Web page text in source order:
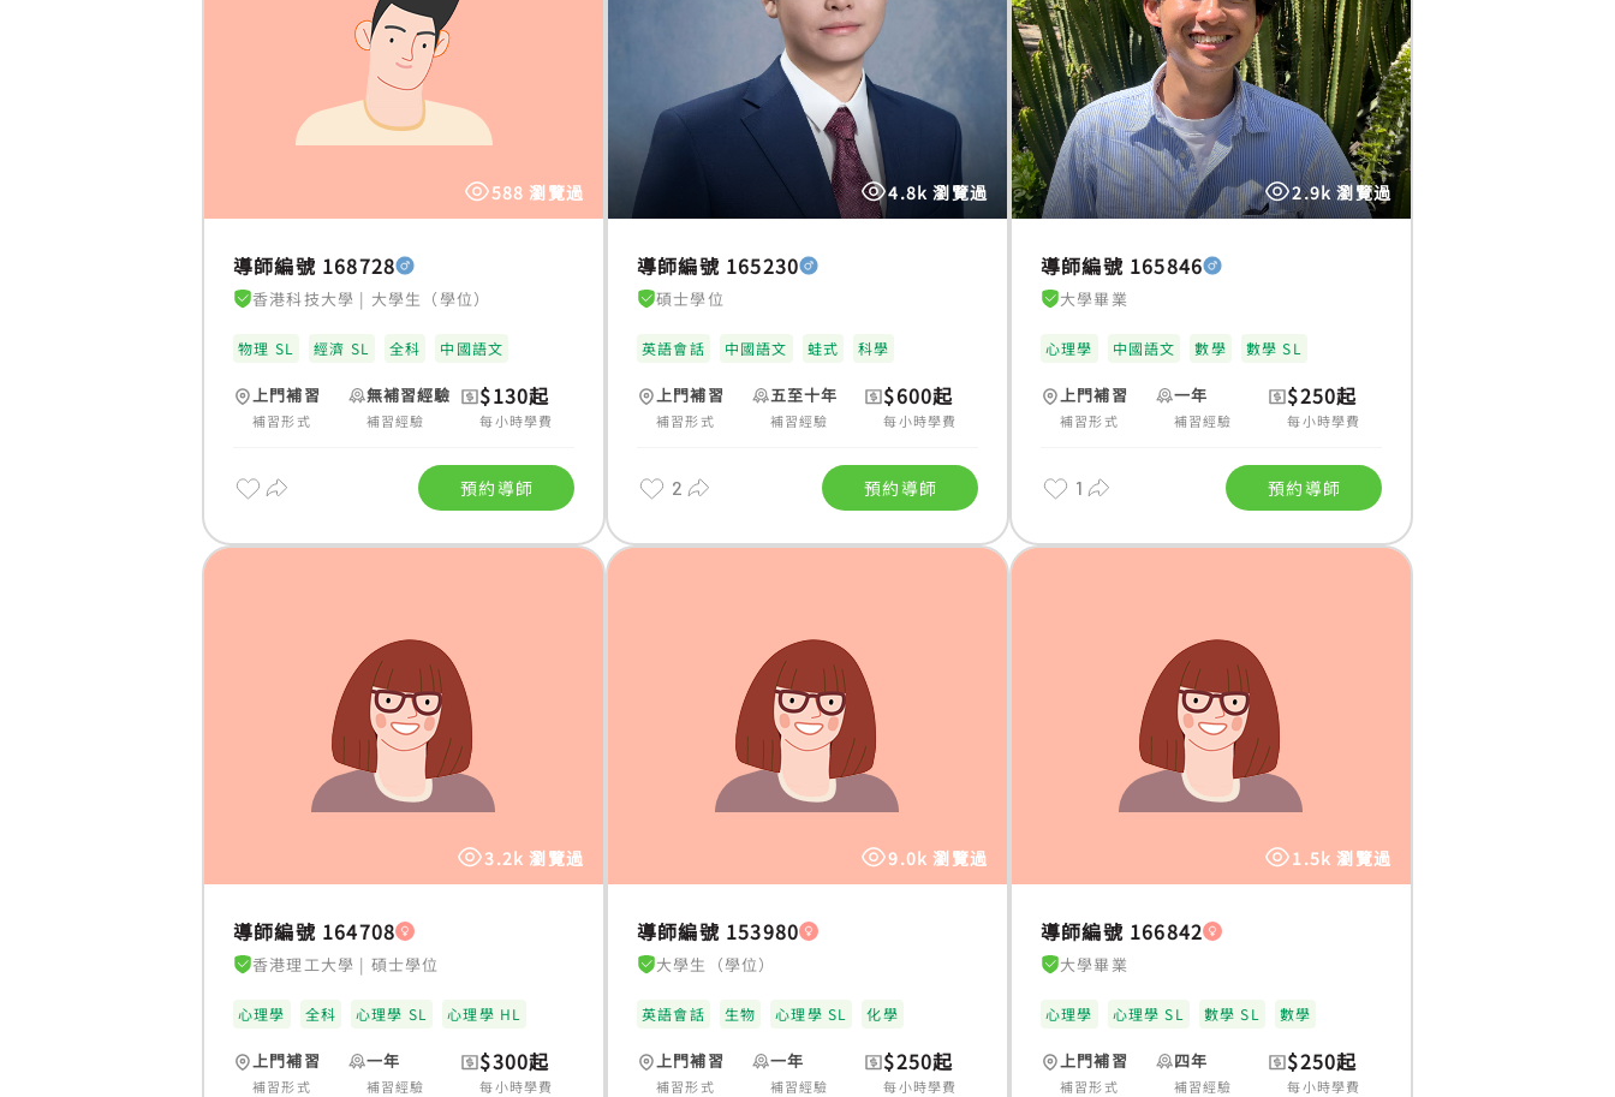
588 瀏覽過
導師編號 168728
香港科技大學 | 大學生（學位）
物理 SL 經濟 SL 全科 中國語文
上門補習
補習形式
無補習經驗
補習經驗
$130起
每小時學費
預約導師
4.8k 瀏覽過
導師編號 165230
碩士學位
英語會話 中國語文 蛙式 科學
上門補習
補習形式
五至十年
補習經驗
$600起
每小時學費
2 預約導師
2.9k 瀏覽過
導師編號 165846
大學畢業
心理學 中國語文 數學 數學 SL
上門補習
補習形式
一年
補習經驗
$250起
每小時學費
1 預約導師
3.2k 瀏覽過
導師編號 164708
香港理工大學 | 碩士學位
心理學 全科 心理學 SL 心理學 HL
上門補習
補習形式
一年
補習經驗
$300起
每小時學費
9.0k 瀏覽過
導師編號 153980
大學生（學位）
英語會話 生物 心理學 SL 化學
上門補習
補習形式
一年
補習經驗
$250起
每小時學費
1.5k 瀏覽過
導師編號 166842
大學畢業
心理學 心理學 SL 數學 SL 數學
上門補習
補習形式
四年
補習經驗
$250起
每小時學費